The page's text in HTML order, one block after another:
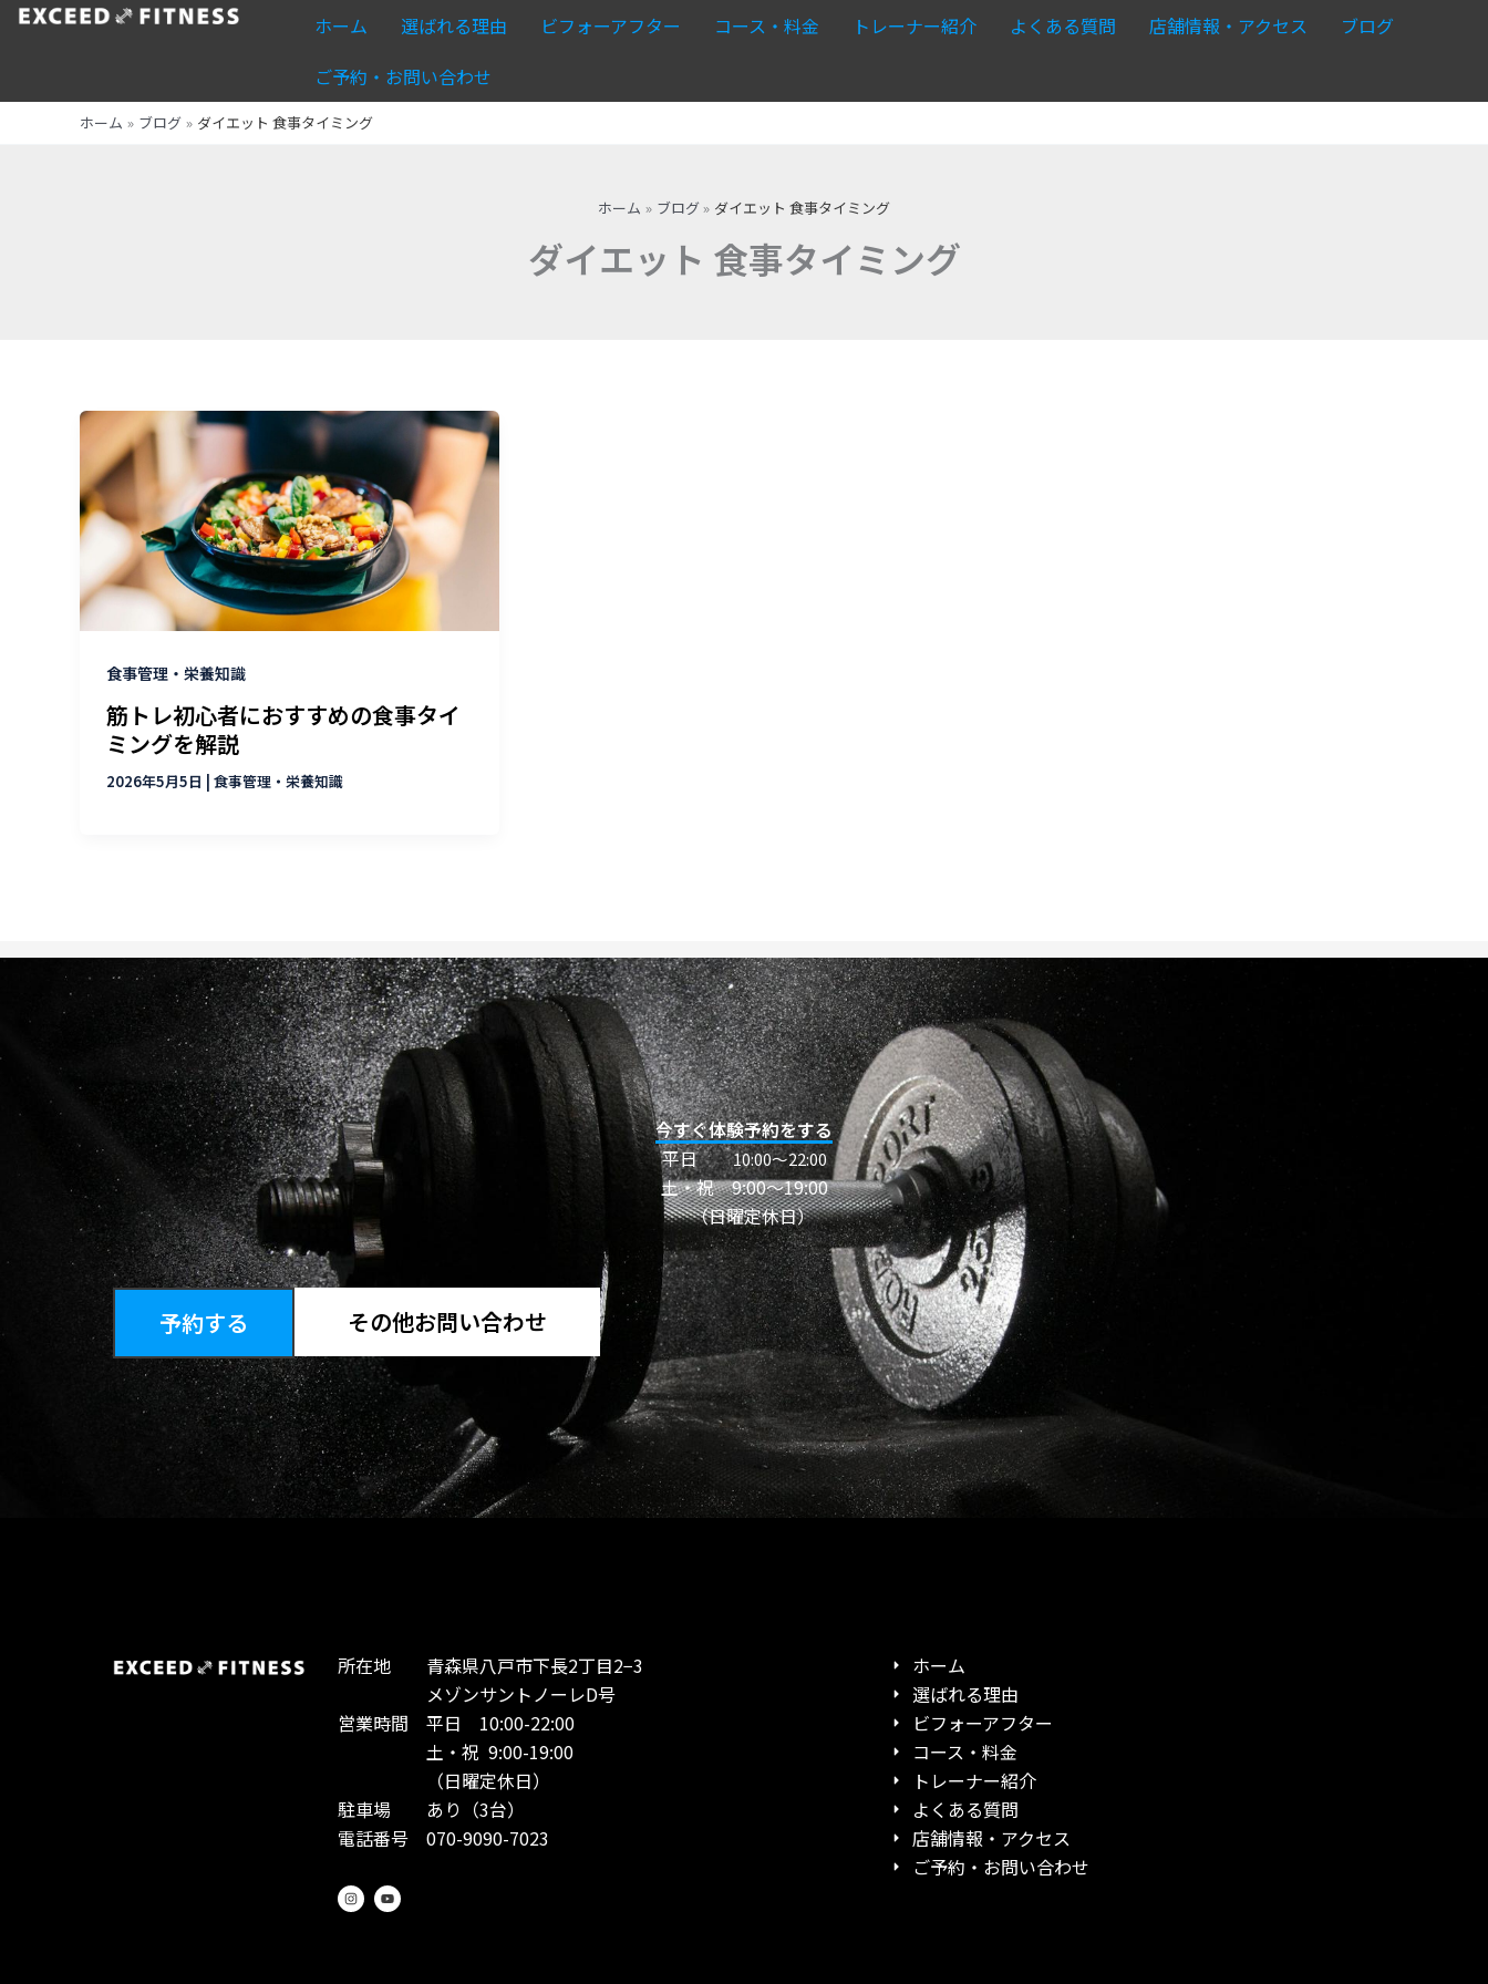
ス
ホーム 選ばれる理由 ビフォーアフター コース・料金 トレーナー紹介 よくある質問 店舗情報・アクセス
ブログ
ご予約・お問い合わせ
ホーム ブログ ダイエット 食事タイミング
ホーム ブログ ダイエット 食事タイミング
ダイエット 食事タイミング
食事管理・栄養知識
筋トレ初心者におすすめの食事タイ
ミングを解説
2026年5月5日 | 食事管理・栄養知識
今すぐ体験予約をする
平日10:00〜22:00
土・祝 9:00～19:00
（日曜定休日）
予約する その他お問い合わせ
所在地 青森県八戸市下長2丁目2−3
メゾンサントノーレD号
営業時間 平日 10:00-22:00
土・祝 9:00-19:00
（日曜定休日）
駐車場 あり（3台）
電話番号 070-9090-7023
I
n
s
Y
o
u
ホーム
選ばれる理由
ビフォーアフター
コース・料金
トレーナー紹介
よくある質問
店舗情報・アクセス
ご予約・お問い合わせ